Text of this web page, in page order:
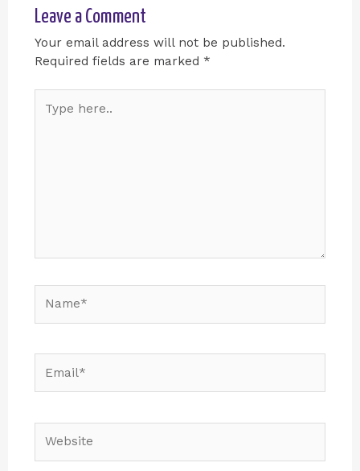
Leave a Comment
Your email address will not be published.
Required fields are marked *